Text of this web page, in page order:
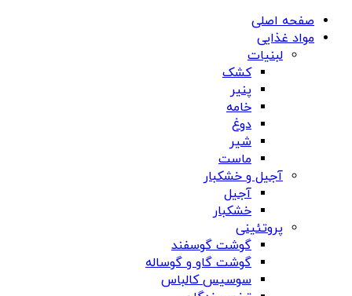
صفحه اصلی
مواد غذایی
لبنیات
کشک
پنیر
خامه
دوغ
شیر
ماست
آجیل و خشکبار
آجیل
خشکبار
پروتئینی
گوشت گوسفند
گوشت گاو و گوساله
سوسیس کالباس